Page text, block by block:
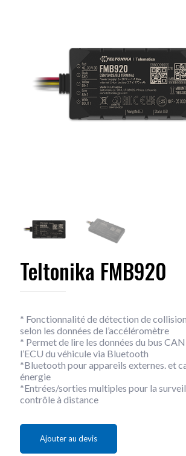
Teltonika FMB920
* Fonctionnalité de détection de
selon les données de l’accéléromètre
* Permet de lire les données du bus
l’ECU du véhicule via Bluetooth
*Bluetooth pour appareils externes. et
énergie
*Entrées/sorties multiples pour la
contrôle à distance
Ajouter au devis